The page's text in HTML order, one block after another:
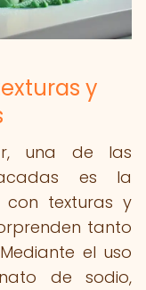
y
una de las
es la
con texturas y
tanto
el uso
de sodio,